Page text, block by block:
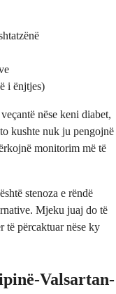
i ënjtjes)
nëse keni diabet,
kushte nuk ju pengojnë
monitorim më të
stenoza e rëndë
Mjeku juaj do të
të përcaktuar nëse ky
Valsartan-